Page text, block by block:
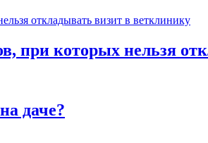
при которых нельзя
даче?